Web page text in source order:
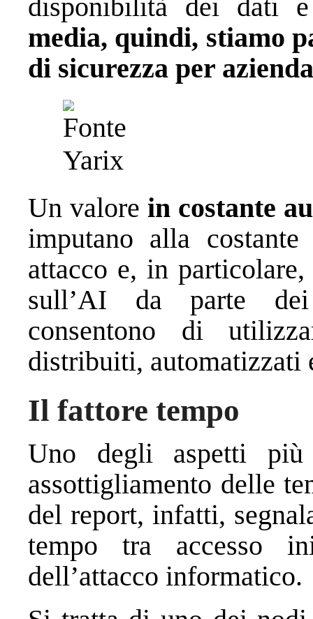
disponibilità dei dati
media, quindi, stiamo
di sicurezza per
Un valore in costante
imputano alla
attacco e, in
sull’AI da parte
consentono di
distribuiti, automatizzati
Il fattore tempo
Uno degli aspetti
assottigliamento delle
del report, infatti,
tempo tra accesso
dell’attacco informatico.